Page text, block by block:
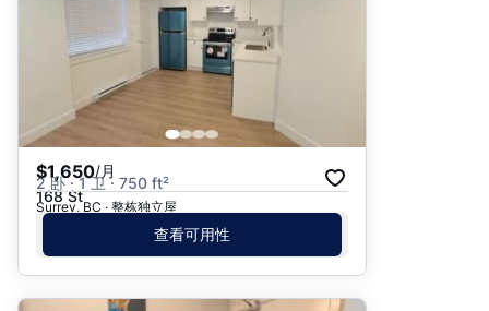
$1,650/月
2 卧 · 1 卫 · 750 ft²
168 St
Surrey, BC · 整栋独立屋
查看可用性